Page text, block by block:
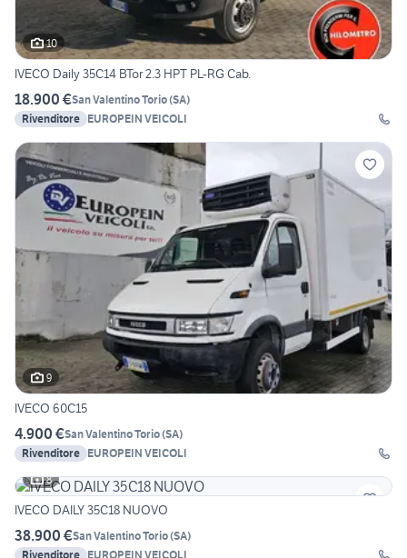
10
IVECO Daily 35C14 BTor 2.3 HPT PL-RG Cab.
18.900 €San Valentino Torio(SA)
Rivenditore EUROPEIN VEICOLI
9
IVECO 60C15
4.900 €San Valentino Torio(SA)
Rivenditore EUROPEIN VEICOLI
8
IVECO DAILY 35C18 NUOVO
38.900 €San Valentino Torio(SA)
Rivenditore EUROPEIN VEICOLI